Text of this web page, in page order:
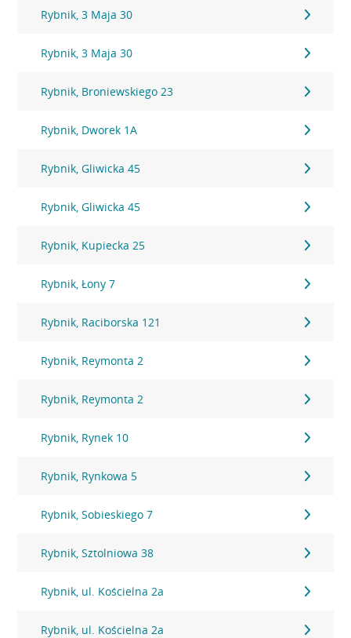
Rybnik, 3 Maja 30
Rybnik, 3 Maja 30
Rybnik, Broniewskiego 23
Rybnik, Dworek 1A
Rybnik, Gliwicka 45
Rybnik, Gliwicka 45
Rybnik, Kupiecka 25
Rybnik, Łony 7
Rybnik, Raciborska 121
Rybnik, Reymonta 2
Rybnik, Reymonta 2
Rybnik, Rynek 10
Rybnik, Rynkowa 5
Rybnik, Sobieskiego 7
Rybnik, Sztolniowa 38
Rybnik, ul. Kościelna 2a
Rybnik, ul. Kościelna 2a